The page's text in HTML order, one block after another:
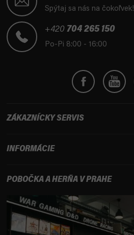
Spýtaj sa nás na čokoľvek!
+420 704 265 150
Po-Pi 8:00 - 16:00
ZÁKAZNÍCKY SERVIS
INFORMÁCIE
POBOČKA A HERŇA V PRAHE